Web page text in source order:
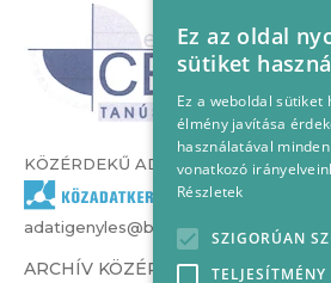
KÖZÉRDEKŰ ADATOK
adatigenyles@bvcs.hu
ARCHÍV KÖZÉRDEKŰ ADATOK –
Ez az oldal
sütiket
Ez a weboldal sütiket
élmény javítása
használatával
vonatkozó
Részletek
SZIGORÚAN
TELJESÍTMÉNY